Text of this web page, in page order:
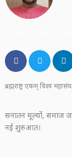
ब्रह्मराष्ट्र एकम् विश्व
सनातन मूल्यों, समाज
नई शुरुआत।